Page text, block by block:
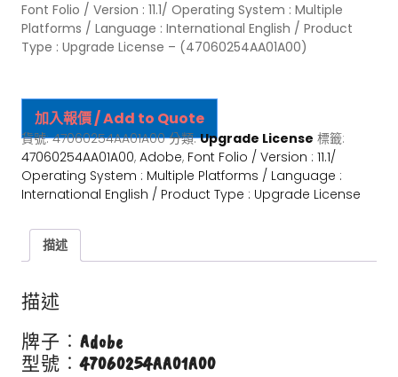
Font Folio / Version : 11.1/ Operating System : Multiple
Platforms / Language : International English / Product
Type : Upgrade License – (47060254AA01A00)
加入報價 / Add to Quote
貨號:47060254AA01A00 分類:Upgrade License 標籤:
47060254AA01A00, Adobe, Font Folio / Version : 11.1/
Operating System : Multiple Platforms / Language :
International English / Product Type : Upgrade License
描述
描述
牌子︰ Adobe
型號︰47060254AA01A00